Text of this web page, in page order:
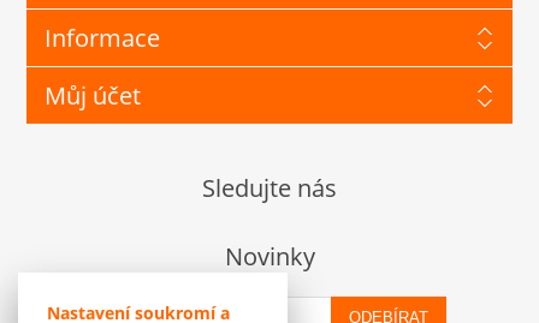
Nastavení soukromí a
Informace
Můj účet
Sledujte nás
Novinky
ODEBÍRAT